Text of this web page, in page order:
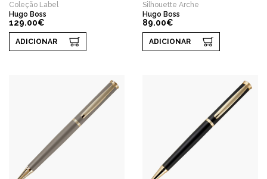
Coleção Label
Hugo Boss
129.00€
ADICIONAR
Silhouette Arche
Hugo Boss
89.00€
ADICIONAR